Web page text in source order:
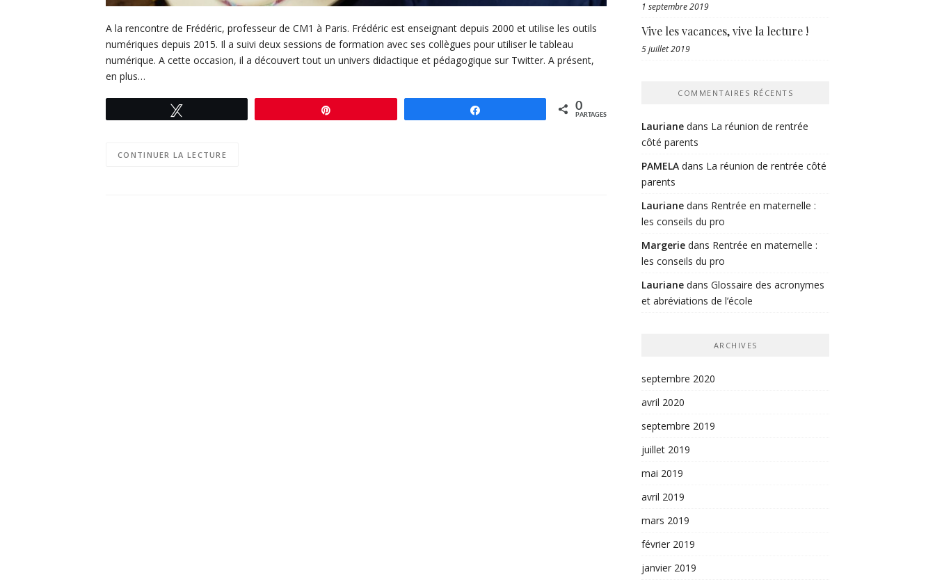
A la rencontre de Frédéric, professeur de CM1 à Paris. Frédéric est enseignant depuis 2000 et utilise les outils
numériques depuis 2015. Il a suivi deux sessions de formation avec ses collègues pour utiliser le tableau
numérique. A cette occasion, il a découvert tout un univers didactique et pédagogique sur Twitter. A présent,
en plus…
0
PARTAGES
CONTINUER LA LECTURE
1 septembre 2019
Vive les vacances, vive la lecture !
5 juillet 2019
COMMENTAIRES RÉCENTS
Lauriane dans La réunion de rentrée
côté parents
PAMELA dans La réunion de rentrée côté
parents
Lauriane dans Rentrée en maternelle :
les conseils du pro
Margerie dans Rentrée en maternelle :
les conseils du pro
Lauriane dans Glossaire des acronymes
et abréviations de l’école
ARCHIVES
septembre 2020
avril 2020
septembre 2019
juillet 2019
mai 2019
avril 2019
mars 2019
février 2019
janvier 2019